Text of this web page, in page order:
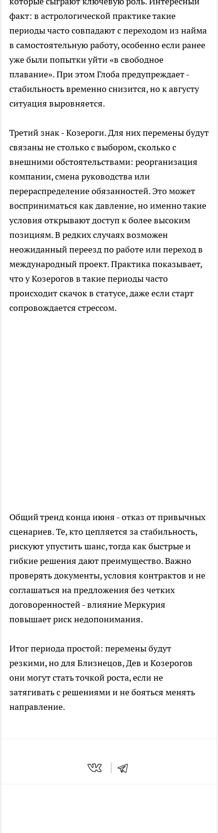
факт: в астрологической практике такие
периоды часто совпадают с переходом из найма
в самостоятельную работу, особенно если ранее
уже были попытки уйти «в свободное
плавание». При этом Глоба предупреждает -
стабильность временно снизится, но к августу
ситуация выровняется.
Третий знак - Козероги. Для них перемены будут
связаны не столько с выбором, сколько с
внешними обстоятельствами: реорганизация
компании, смена руководства или
перераспределение обязанностей. Это может
восприниматься как давление, но именно такие
условия открывают доступ к более высоким
позициям. В редких случаях возможен
неожиданный переезд по работе или переход в
международный проект. Практика показывает,
что у Козерогов в такие периоды часто
происходит скачок в статусе, даже если старт
сопровождается стрессом.
Общий тренд конца июня - отказ от привычных
сценариев. Те, кто цепляется за стабильность,
рискуют упустить шанс, тогда как быстрые и
гибкие решения дают преимущество. Важно
проверять документы, условия контрактов и не
соглашаться на предложения без четких
договоренностей - влияние Меркурия
повышает риск недопонимания.
Итог периода простой: перемены будут
резкими, но для Близнецов, Дев и Козерогов
они могут стать точкой роста, если не
затягивать с решениями и не бояться менять
направление.